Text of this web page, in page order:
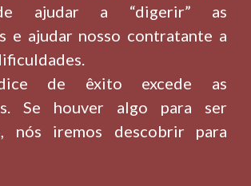
ajudar a “digerir” as
e ajudar nosso contratante a
de êxito excede as
Se houver algo para ser
nós iremos descobrir para